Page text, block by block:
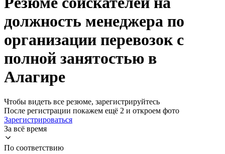
должность менеджера по
организации перевозок с
полной занятостью в
Алагире
Чтобы видеть все резюме, зарегистрируйтесь
После регистрации покажем ещё 2 и откроем фото
Зарегистрироваться
За всё время
По соответствию